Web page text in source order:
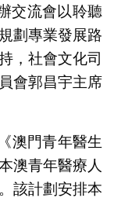
交流會以聆聽
劃專業發展路
，社會文化司
會郭昌宇主席
澳門青年醫生
澳青年醫療人
該計劃安排本